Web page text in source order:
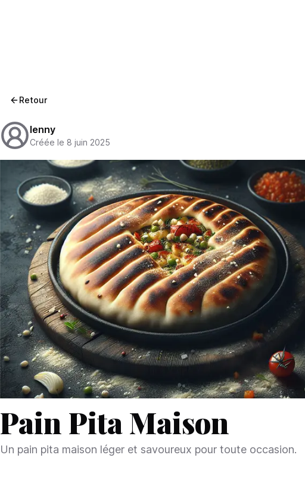
Retour
lenny
Créée le 8 juin 2025
Pain Pita Maison
Un pain pita maison léger et savoureux pour toute occasion.